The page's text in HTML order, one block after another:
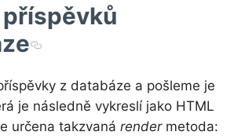
z databáze a pošleme je
je následně vykreslí jako HTML
určena takzvaná rendermetoda: